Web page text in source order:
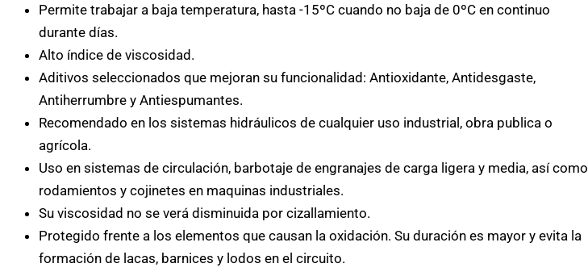
Permite trabajar a baja temperatura, hasta -15ºC cuando no baja de 0ºC en continuo
durante días.
Alto índice de viscosidad.
Aditivos seleccionados que mejoran su funcionalidad: Antioxidante, Antidesgaste,
Antiherrumbre y Antiespumantes.
Recomendado en los sistemas hidráulicos de cualquier uso industrial, obra publica o
agrícola.
Uso en sistemas de circulación, barbotaje de engranajes de carga ligera y media, así como
rodamientos y cojinetes en maquinas industriales.
Su viscosidad no se verá disminuida por cizallamiento.
Protegido frente a los elementos que causan la oxidación. Su duración es mayor y evita la
formación de lacas, barnices y lodos en el circuito.